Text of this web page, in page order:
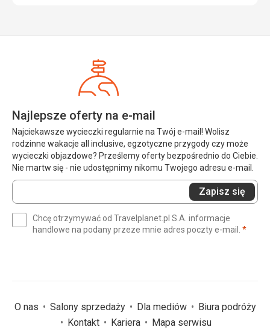
Najlepsze oferty na e-mail
Najciekawsze wycieczki regularnie na Twój e-mail! Wolisz
rodzinne wakacje all inclusive, egzotyczne przygody czy może
wycieczki objazdowe? Prześlemy oferty bezpośrednio do Ciebie.
Nie martw się - nie udostępnimy nikomu Twojego adresu e-mail.
Wprowadź
swój
(wymagane)
Zapisz się
Chcę otrzymywać od Travelplanet.pl S.A. informacje
handlowe na podany przeze mnie adres poczty e-mail. *
O nas Salony sprzedaży Dla mediów
Biura podróży
Kontakt
Kariera Mapa serwisu